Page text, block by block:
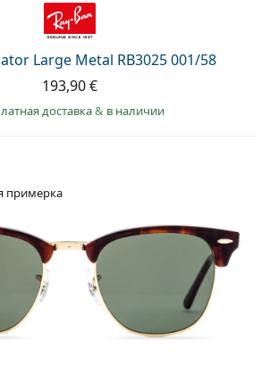
Large Metal RB3025 001/58
193,90 €
доставка& в наличии
примерка